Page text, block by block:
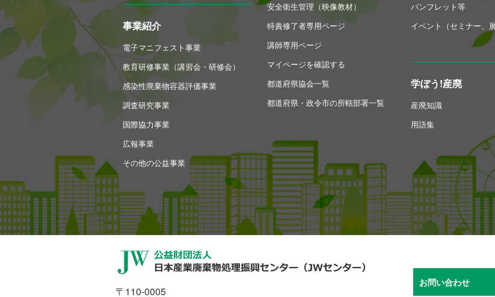
事業紹介
電子マニフェスト事業
教育研修事業（講習会・研修会）
感染性廃棄物容器評価事業
調査研究事業
国際協力事業
広報事業
その他の公益事業
安全衛生管理（映像教材）
特責修了者専用ページ
講師専用ページ
マイページを確認する
都道府県協会一覧
都道府県・政令市の所轄部署一覧
パンフレット等
イベント（セミナー、
学ぼう!産廃
産廃知識
用語集
〒110-0005
お問い合わせ